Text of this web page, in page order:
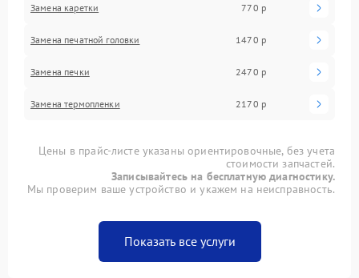
Замена каретки 770 р
Замена печатной головки 1470 р
Замена печки 2470 р
Замена термопленки 2170 р
Цены в прайс-листе указаны ориентировочные, без учета
стоимости запчастей.
Записывайтесь на бесплатную диагностику.
Мы проверим ваше устройство и укажем на неисправность.
Показать все услуги